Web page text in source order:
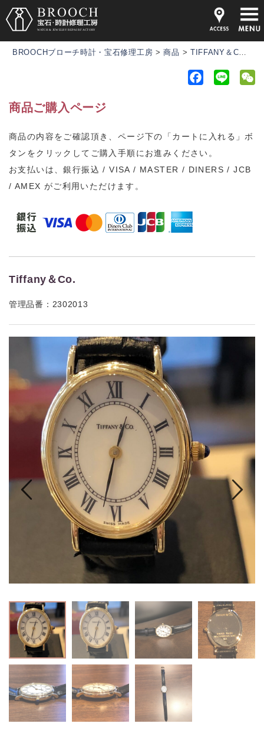
BROOCHブローチ時計・宝石修理工房 >商品 > TIFFANY＆CO(ティファニー)オーバルフェイス ローマ数字インデックスのクォーツ式レディース腕時計です♪
b
o
o
商品ご購入ページ
商品の内容をご確認頂き、ページ下の「カートに入れる」ボ
タンをクリックしてご購入手順にお進みください。
お支払いは、銀行振込 / VISA / MASTER / DINERS / JCB
/ AMEX がご利用いただけます。
Tiffany＆Co.
管理品番：2302013